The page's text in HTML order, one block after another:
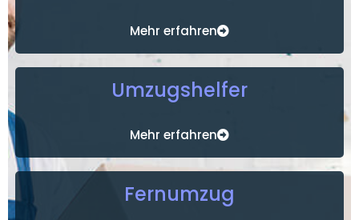
Mehr erfahren
Umzugshelfer
Mehr erfahren
Fernumzug